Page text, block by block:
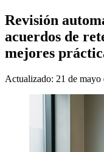
Revisión
acuerdos de
mejores
Actualizado: 21 de mayo